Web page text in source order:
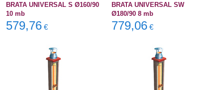
BRATA UNIVERSAL S Ø160/90
10 mb
579,76 €
BRATA UNIVERSAL SW
Ø180/90 8 mb
779,06 €